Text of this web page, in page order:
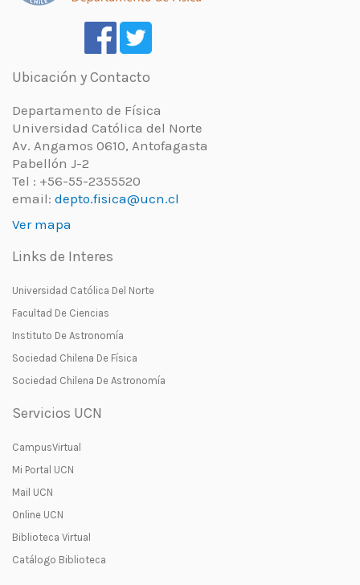
Ubicación y Contacto
Departamento de Física
Universidad Católica del Norte
Av. Angamos 0610, Antofagasta
Pabellón J-2
Tel : +56-55-2355520
email: depto.fisica@ucn.cl
Ver mapa
Links de Interes
Universidad Católica Del Norte
Facultad De Ciencias
Instituto De Astronomía
Sociedad Chilena De Física
Sociedad Chilena De Astronomía
Servicios UCN
CampusVirtual
Mi Portal UCN
Mail UCN
Online UCN
Biblioteca Virtual
Catálogo Biblioteca